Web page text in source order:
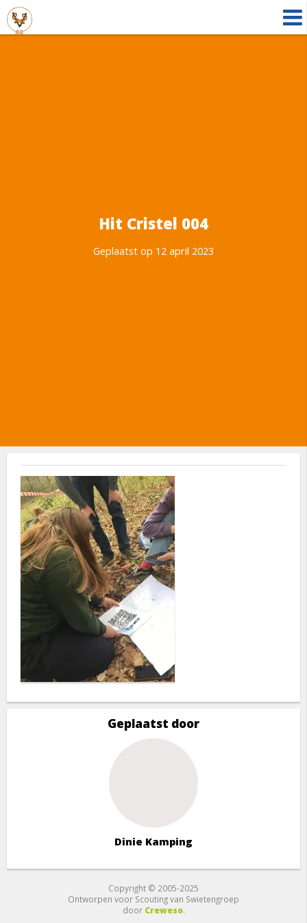
Hit Cristel 004
Geplaatst op 12 april 2023
Geplaatst door
Dinie Kamping
Copyright © 2005-2025
Ontworpen voor Scouting van Swietengroep
door Creweso.